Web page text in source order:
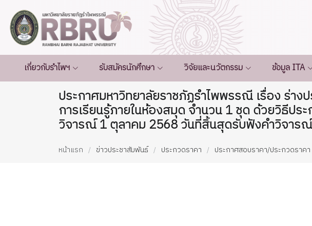
เกี่ยวกับรำไพฯ รับสมัครนักศึกษา วิจัยและนวัตกรรม ข้อมูล ITA
ประกาศมหาวิทยาลัยราชภัฏรำไพพรรณี เรื่อง ร่า
การเรียนรู้ภายในห้องสมุด จำนวน 1 ชุด ด้วยวิธีป
วิจารณ์ 1 ตุลาคม 2568 วันที่สิ้นสุดรับฟังคำวิจาร
หน้าแรก ข่าวประชาสัมพันธ์ ประกวดราคา ประกาศสอบราคา/ประกวดราคา